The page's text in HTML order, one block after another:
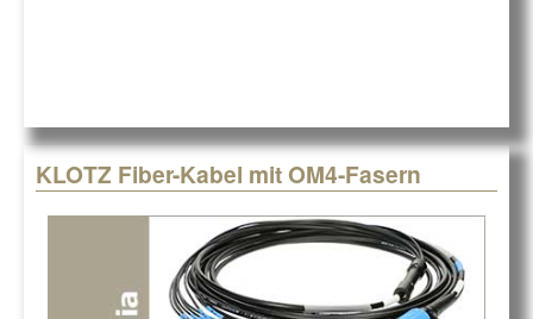
KLOTZ Fiber-Kabel mit OM4-Fasern